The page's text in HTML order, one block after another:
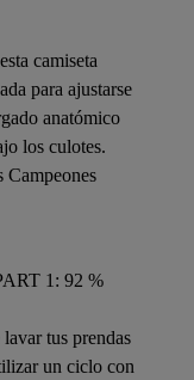
camiseta
para ajustarse
anatómico
los culotes.
Campeones
1: 92 %
tus prendas
un ciclo con